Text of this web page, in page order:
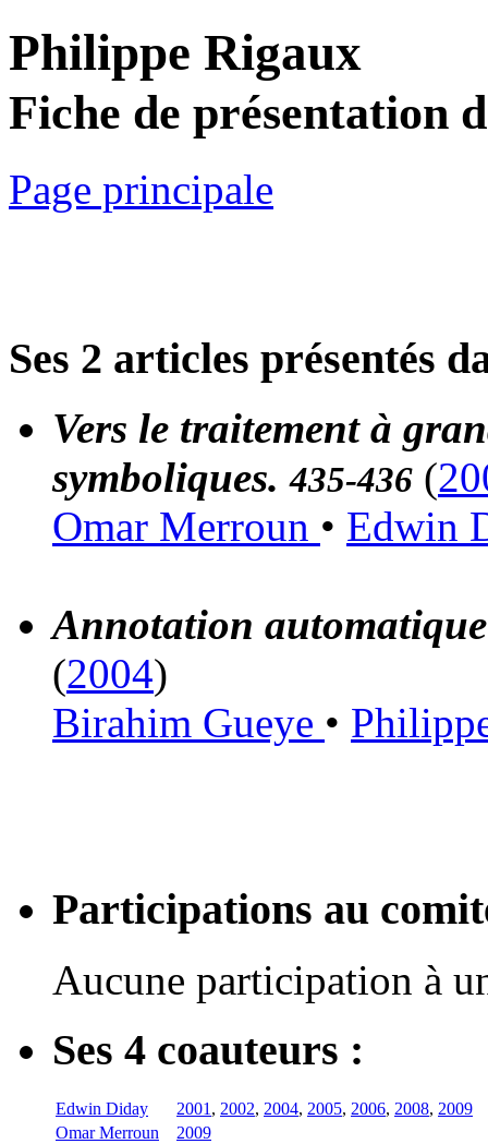
Philippe Rigaux
Fiche de présentation
Page principale
Ses 2 articles présentés
Vers le traitement à
symboliques.435-436 (
Omar Merroun • Edwin
Annotation
(2004)
Birahim Gueye •
Participations au
Aucune participation à
Ses 4 coauteurs :
Edwin Diday 2001 , 2002, 2004, 2005, 2006, 2008, 2009
Omar Merroun
2009